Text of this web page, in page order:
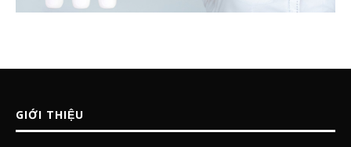
GIỚI THIỆU